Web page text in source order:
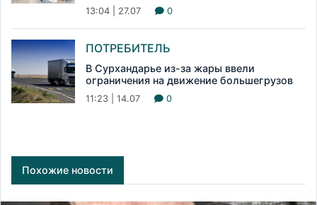
13:04 | 27.07 0
ПОТРЕБИТЕЛЬ
В Сурхандарье из-за жары ввели
ограничения на движение большегрузов
11:23 | 14.07 0
Похожие новости